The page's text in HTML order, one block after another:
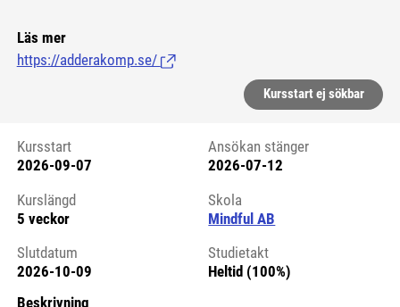
Läs mer
https://adderakomp.se/ (Länk till extern sida.)
Kursstart ej sökbar
Kursstart 6220034
Kursstart
2026-09-07
Ansökan stänger
2026-07-12
Kurslängd
5 veckor
Skola
Mindful AB
Slutdatum
2026-10-09
Studietakt
Heltid (100%)
Beskrivning